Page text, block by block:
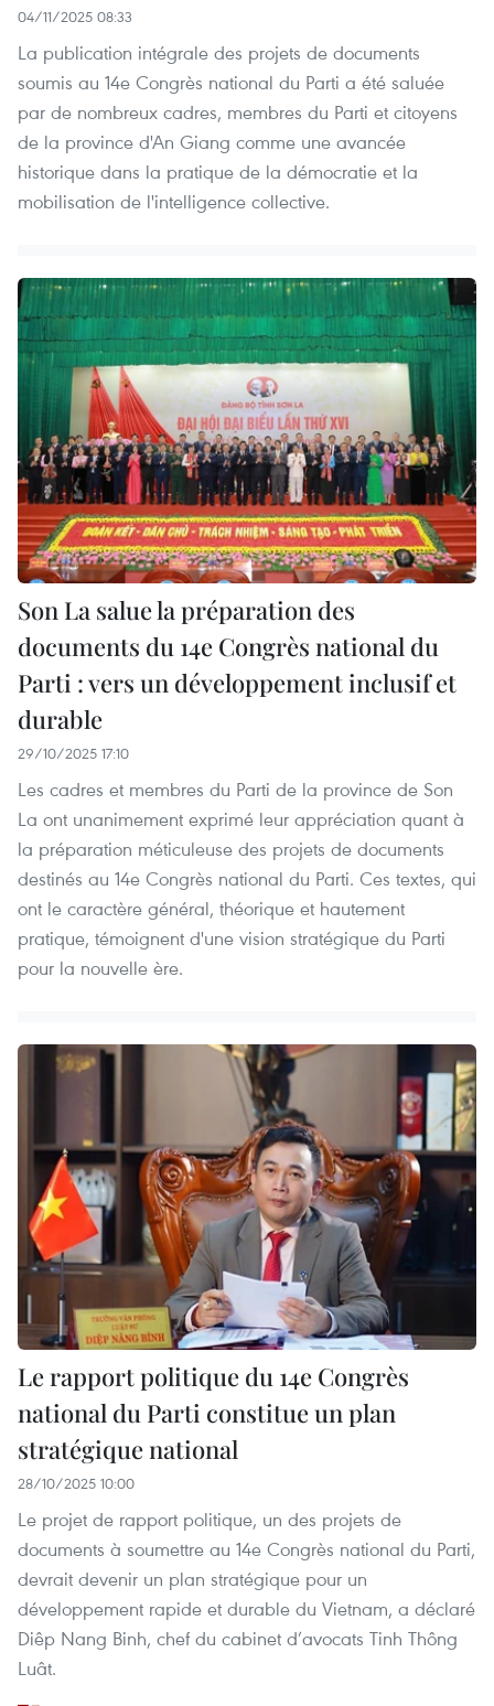
04/11/2025 08:33
La publication intégrale des projets de documents
soumis au 14e Congrès national du Parti a été saluée
par de nombreux cadres, membres du Parti et citoyens
de la province d'An Giang comme une avancée
historique dans la pratique de la démocratie et la
mobilisation de l'intelligence collective.
Son La salue la préparation des
documents du 14e Congrès national du
Parti : vers un développement inclusif et
durable
29/10/2025 17:10
Les cadres et membres du Parti de la province de Son
La ont unanimement exprimé leur appréciation quant à
la préparation méticuleuse des projets de documents
destinés au 14e Congrès national du Parti. Ces textes, qui
ont le caractère général, théorique et hautement
pratique, témoignent d'une vision stratégique du Parti
pour la nouvelle ère.
Le rapport politique du 14e Congrès
national du Parti constitue un plan
stratégique national
28/10/2025 10:00
Le projet de rapport politique, un des projets de
documents à soumettre au 14e Congrès national du Parti,
devrait devenir un plan stratégique pour un
développement rapide et durable du Vietnam, a déclaré
Diêp Nang Binh, chef du cabinet d’avocats Tinh Thông
Luât.